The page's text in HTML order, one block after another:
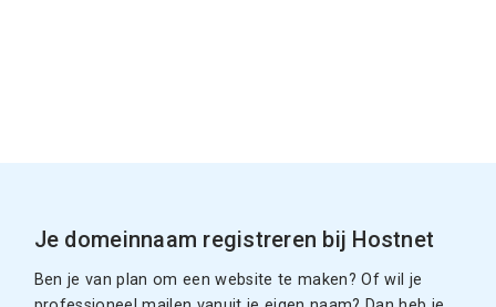
Je domeinnaam registreren bij Hostnet
Ben je van plan om een website te maken? Of wil je